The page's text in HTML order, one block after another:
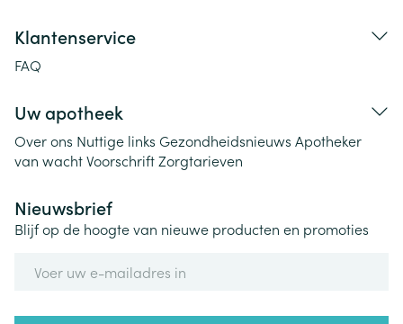
Klantenservice
FAQ
Uw apotheek
Over ons Nuttige links Gezondheidsnieuws Apotheker
van wachtVoorschriftZorgtarieven
Nieuwsbrief
Blijf op de hoogte van nieuwe producten en promoties